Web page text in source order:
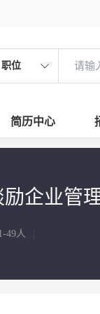
职位
简历中心
企业管
49人